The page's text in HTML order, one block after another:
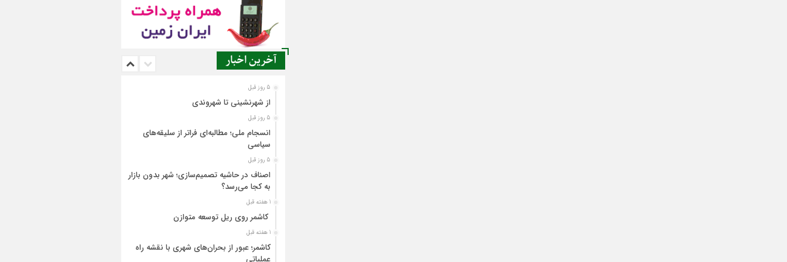
آخرین اخبار
5 روز قبل
از شهرنشینی تا شهروندی
5 روز قبل
انسجام ملی؛ مطالبه‌ای فراتر از سلیقه‌های
سیاسی
5 روز قبل
اصناف در حاشیه تصمیم‌سازی؛ شهر بدون بازار
به کجا می‌رسد؟
1 هفته قبل
کاشمر روی ریل توسعه متوازن
1 هفته قبل
کاشمر؛ عبور از بحران‌های شهری با نقشه راه
عملیاتی